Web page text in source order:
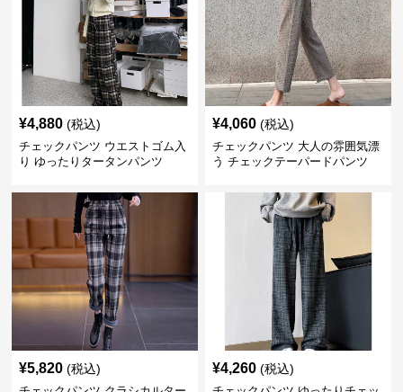
¥4,880 (税込)
チェックパンツ ウエストゴム入
り ゆったりタータンパンツ
¥4,060 (税込)
チェックパンツ 大人の雰囲気漂
う チェックテーパードパンツ
¥5,820 (税込) ¥4,260 (税込)